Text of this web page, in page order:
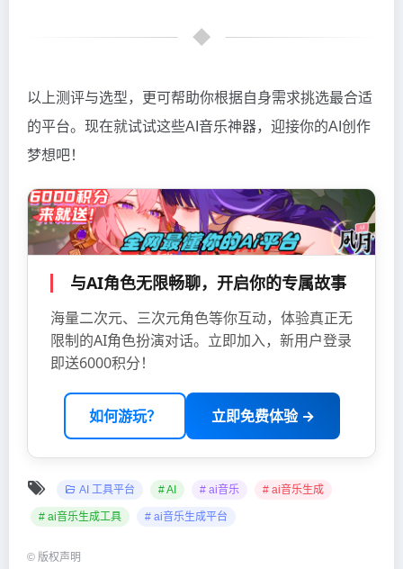
以上测评与选型，更可帮助你根据自身需求挑选最合适
的平台。现在就试试这些AI音乐神器，迎接你的AI创作
梦想吧！
与AI角色无限畅聊，开启你的专属故事
海量二次元、三次元角色等你互动，体验真正无
限制的AI角色扮演对话。立即加入，新用户登录
即送6000积分！
如何游玩？ 立即免费体验 →
AI 工具平台 # AI # ai音乐 # ai音乐生成
# ai音乐生成工具 # ai音乐生成平台
© 版权声明